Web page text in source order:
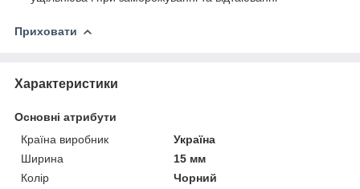
Приховати
Характеристики
Основні атрибути
Країна виробник
Україна
Ширина
15 мм
Колір
Чорний